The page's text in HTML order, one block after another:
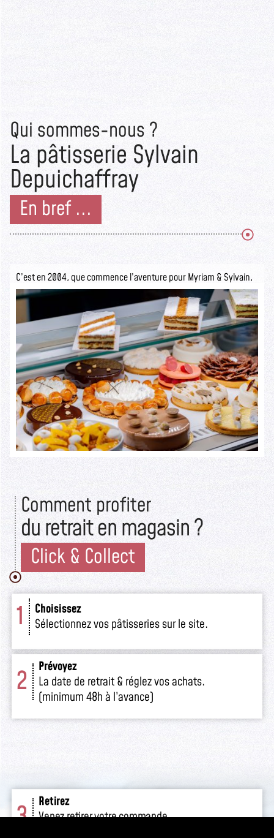
Qui sommes-nous ?
La pâtisserie Sylvain
Depuichaffray
En bref ...
C’est en 2004, que commence l’aventure pour Myriam & Sylvain,
ils ouvrent la pâtisserie Sylvain Depuichaffray dans une boutique
Seuls les initiés savent ce qui se cache derrière cette devanture
rustique.
Lire la suite >>
Comment profiter
du retrait en magasin ?
Click & Collect
1
Choisissez
Sélectionnez vos pâtisseries sur le site.
2
Prévoyez
La date de retrait & réglez vos achats.
(minimum 48h à l’avance)